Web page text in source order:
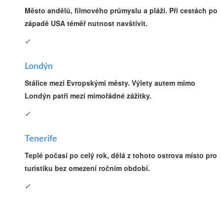
Město andělů, filmového průmyslu a pláží. Při cestách po
západě USA téměř nutnost navštívit.
✓
Londýn
Stálice mezi Evropskými městy. Výlety autem mimo
Londýn patří mezi mimořádné zážitky.
✓
Tenerife
Teplé počasí po celý rok, dělá z tohoto ostrova místo pro
turistiku bez omezení ročním období.
✓